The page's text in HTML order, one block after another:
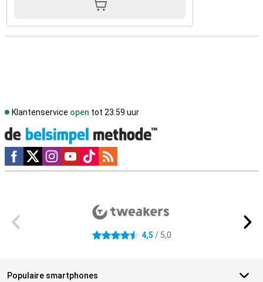
Klantenservice open tot 23.59 uur
Social media
4.5 sterren 4,5 / 5,0
Populaire smartphones